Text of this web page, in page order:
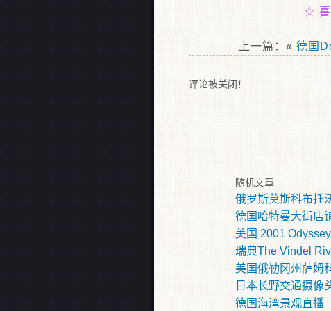
☆
上一篇：« 德国
评论被关闭！
随机文章
俄罗斯莫斯科布托
德国哈特曼大街店
美国 2001
瑞典The Vindel
美国俄勒冈州萨姆
日本长野交通摄像
德国海湾景观直播